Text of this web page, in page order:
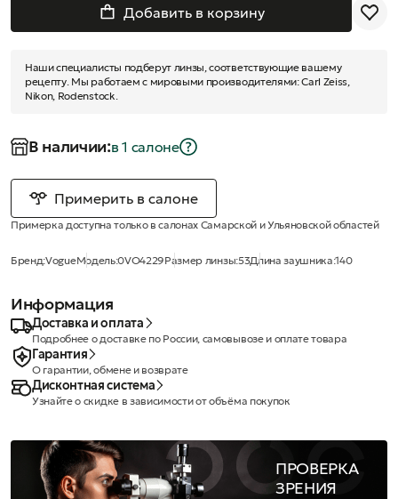
Добавить в корзину
Наши специалисты подберут линзы, соответствующие вашему
рецепту. Мы работаем с мировыми производителями: Carl Zeiss,
Nikon, Rodenstock.
В наличии:в 1 салонe
Примерить в салоне
Примерка доступна только в салонах Самарской и Ульяновской областей
Бренд:VogueМодель:0VO4229Размер линзы:53Длина заушника:140
Информация
Доставка и оплата
Подробнее о доставке по России, самовывозе и оплате товара
Гарантия
О гарантии, обмене и возврате
Дисконтная система
Узнайте о скидке в зависимости от объёма покупок
ПРОВЕРКА
ЗРЕНИЯ